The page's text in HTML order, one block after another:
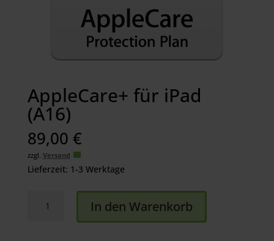
AppleCare+ für iPad
(A16)
89,00 €
zzgl. Versand
Lieferzeit: 1-3 Werktage
In den Warenkorb